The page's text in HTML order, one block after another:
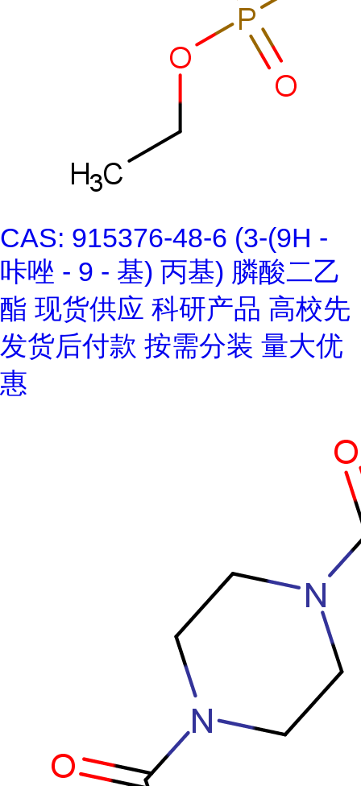
CAS: 915376-48-6 (3-(9H -
咔唑 - 9 - 基) 丙基) 膦酸二乙
酯 现货供应 科研产品 高校先
发货后付款 按需分装 量大优
惠